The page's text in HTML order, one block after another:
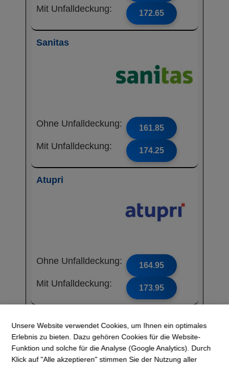
Mit Unfalldeckung: 172.65
Sanitas
Ohne Unfalldeckung: 161.85
Mit Unfalldeckung: 174.25
Atupri
Ohne Unfalldeckung: 164.95
Mit Unfalldeckung: 173.95
Unsere Website verwendet Cookies, um Ihnen ein optimales
Erlebnis zu bieten. Dazu gehören Cookies für die Website-
Funktion und solche für die Analyse (Google Analytics). Durch
Klick auf "Alle akzeptieren" stimmen Sie der Nutzung aller